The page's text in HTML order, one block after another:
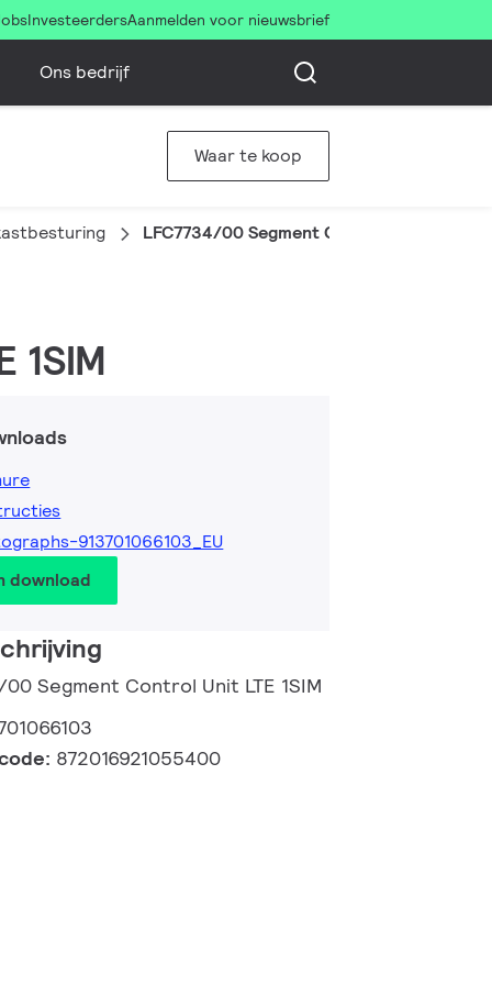
InvesteerdersAanmelden voor nieuwsbrief
Ons bedrijf
Waar te koop
LFC7734/00 Segment Control Unit LTE
1SIM
913701066103_EU
download
Segment Control Unit LTE 1SIM
872016921055400